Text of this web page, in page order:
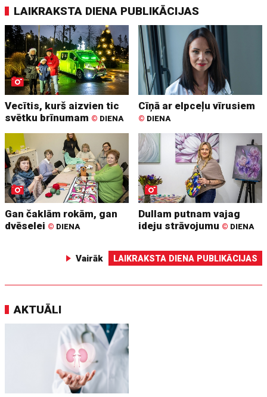
LAIKRAKSTA DIENA PUBLIKĀCIJAS
Vecītis, kurš aizvien tic
svētku brīnumam © DIENA
Cīņā ar elpceļu vīrusiem
© DIENA
Gan čaklām rokām, gan
dvēselei © DIENA
Dullam putnam vajag
ideju strāvojumu © DIENA
Vairāk LAIKRAKSTA DIENA PUBLIKĀCIJAS
AKTUĀLI